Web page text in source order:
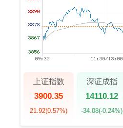
上证指数
3900.35
21.92(0.57%)
深证成指
14110.12
-34.08(-0.24%)